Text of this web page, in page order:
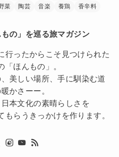
菜 陶芸 音楽 養鶏 香辛料
もの」を巡る旅マガジン
行ったからこそ見つけられた
「ほんもの」。
美しい場所、手に馴染む道
かさーー。
日本文化の素晴らしさを
らうきっかけを作ります。